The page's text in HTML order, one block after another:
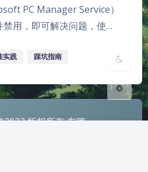
浅阴影 深阴影
PC Manager Service）
用，即可解决问题，使…
实践 踩坑指南
版权所有 东篱